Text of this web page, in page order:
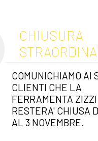
CHIUSURA
COMUNICHIAMO AI
CLIENTI CHE LA
FERRAMENTA ZIZZI
RESTERA' CHIUSA
AL 3 NOVEMBRE.